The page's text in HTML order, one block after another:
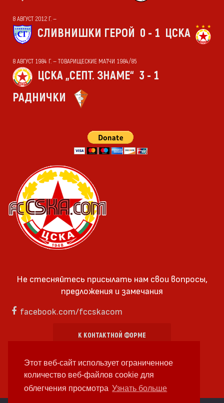
Этот веб-сайт использует ограниченное
количество веб-файлов cookie для
облегчения просмотра Узнать больше
8 АВГУСТ 2012 Г. —
СЛИВНИШКИ ГЕРОЙ 0 - 1 ЦСКА
8 АВГУСТ 1984 Г. — ТОВАРИЩЕСКИЕ МАТЧИ 1984/85
ЦСКА „СЕПТ. ЗНАМЕ“ 3 - 1
РАДНИЧКИ
Не стесняйтесь присылать нам свои вопросы,
предложения и замечания
facebook.com/fccskacom
К КОНТАКТНОЙ ФОРМЕ